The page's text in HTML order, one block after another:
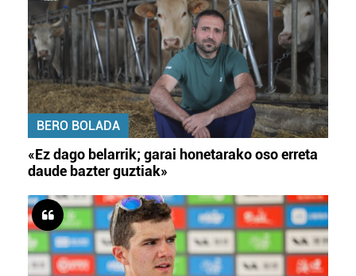
BERO BOLADA
«Ez dago belarrik; garai honetarako oso erreta
daude bazter guztiak»